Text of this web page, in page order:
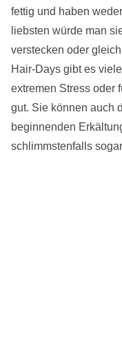
fettig und haben
liebsten würde man
verstecken oder
Hair-Days gibt es
extremen Stress oder
gut. Sie können auch
beginnenden
schlimmstenfalls